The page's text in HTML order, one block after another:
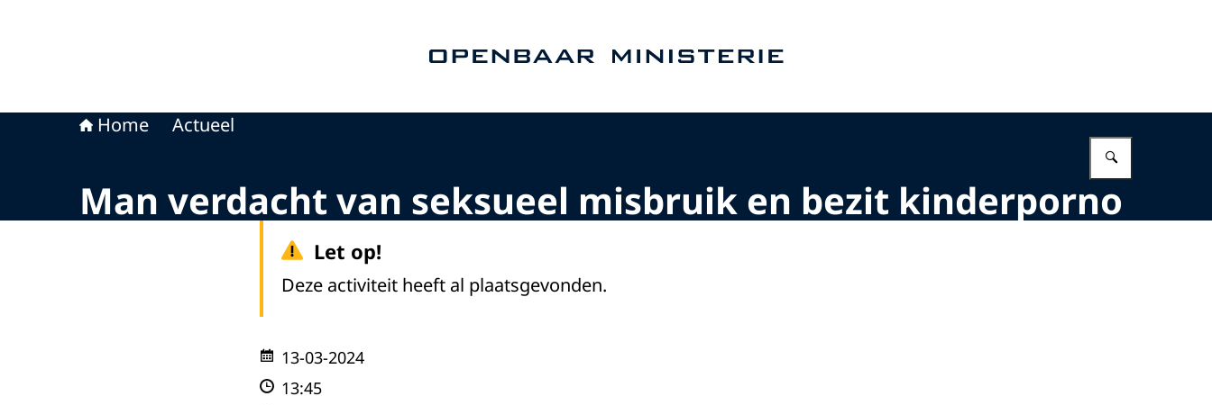
Home Actueel
Man verdacht van seksueel misbruik en bezit kinderporno
Let op!
Deze activiteit heeft al plaatsgevonden.
13-03-2024
13:45